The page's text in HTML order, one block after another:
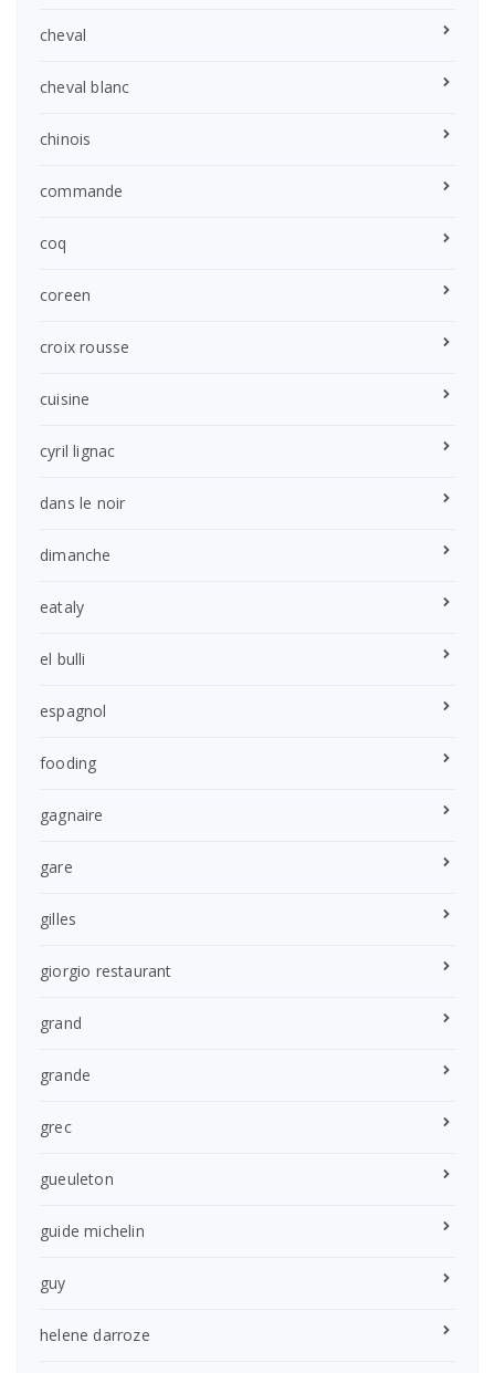
cheval
cheval blanc
chinois
commande
coq
coreen
croix rousse
cuisine
cyril lignac
dans le noir
dimanche
eataly
el bulli
espagnol
fooding
gagnaire
gare
gilles
giorgio restaurant
grand
grande
grec
gueuleton
guide michelin
guy
helene darroze